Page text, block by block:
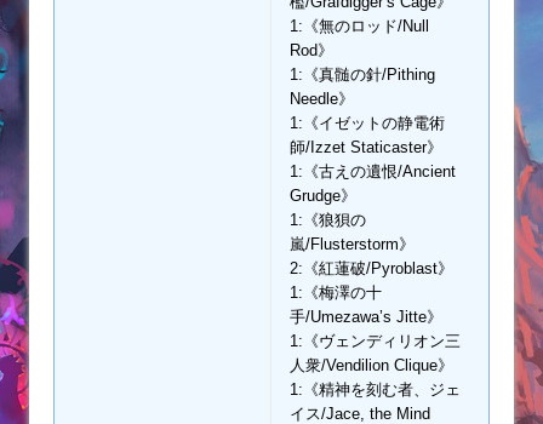
1:《無のロッド/Null
Rod》
1:《真髄の針/Pithing
Needle》
1:《イゼットの静電術
師/Izzet Staticaster》
1:《古えの遺恨/Ancient
Grudge》
1:《狼狽の
嵐/Flusterstorm》
2:《紅蓮破/Pyroblast》
1:《梅澤の十
手/Umezawa’s Jitte》
1:《ヴェンディリオン三
人衆/Vendilion Clique》
1:《精神を刻む者、ジェ
イス/Jace, the Mind